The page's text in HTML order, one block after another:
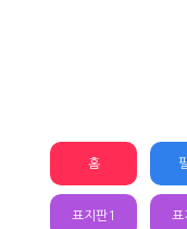
홈
표지판1 표